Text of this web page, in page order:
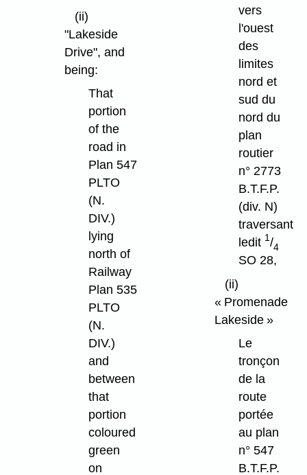
(ii)
"Lakeside
Drive", and
being:
That
portion
of the
road in
Plan 547
PLTO
(N.
DIV.)
lying
north of
Railway
Plan 535
PLTO
(N.
DIV.)
and
between
that
portion
coloured
green
on
vers
l'ouest
des
limites
nord et
sud du
nord du
plan
routier
n° 2773
B.T.F.P.
(div. N)
traversant
ledit 1/4
SO 28,
(ii)
« Promenade
Lakeside »
Le
tronçon
de la
route
portée
au plan
n° 547
B.T.F.P.